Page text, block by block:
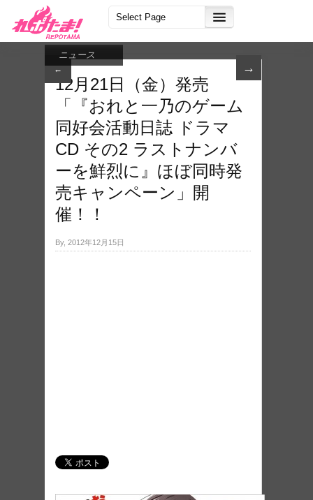
← →
ニュース
12月21日（金）発売
「『お​れと一乃のゲーム
同好​会活動日誌 ドラマ
CD その2 ラストナンバ
ーを鮮烈​に』ほぼ同時発
売キャ​ンペーン」開
催！！
By, 2012年12月15日